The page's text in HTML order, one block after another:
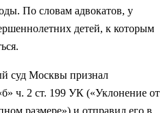
По словам адвокатов, у
детей, к которым
суд Москвы признал
ч. 2 ст. 199 УК («Уклонение от
размере») и отправил его в